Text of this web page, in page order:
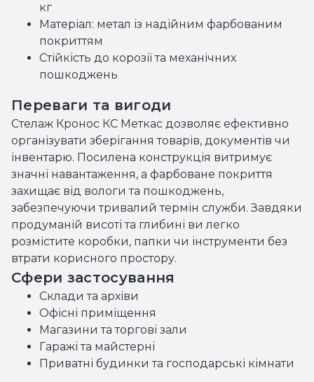
кг
Матеріал: метал із надійним фарбованим
покриттям
Стійкість до корозії та механічних
пошкоджень
Переваги та вигоди
Стелаж Кронос КС Меткас дозволяє ефективно
організувати зберігання товарів, документів чи
інвентарю. Посилена конструкція витримує
значні навантаження, а фарбоване покриття
захищає від вологи та пошкоджень,
забезпечуючи тривалий термін служби. Завдяки
продуманій висоті та глибині ви легко
розмістите коробки, папки чи інструменти без
втрати корисного простору.
Сфери застосування
Склади та архіви
Офісні приміщення
Магазини та торгові зали
Гаражі та майстерні
Приватні будинки та господарські кімнати